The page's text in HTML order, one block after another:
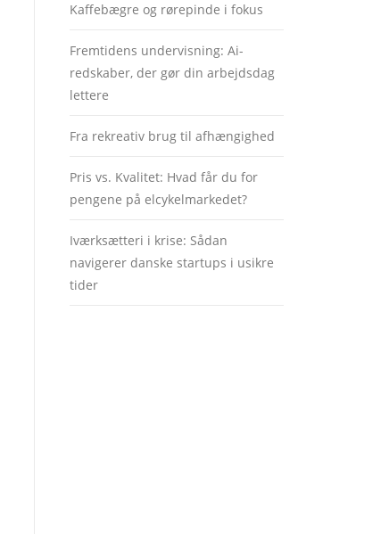
Kaffebægre og rørepinde i fokus
Fremtidens undervisning: Ai-
redskaber, der gør din arbejdsdag
lettere
Fra rekreativ brug til afhængighed
Pris vs. Kvalitet: Hvad får du for
pengene på elcykelmarkedet?
Iværksætteri i krise: Sådan
navigerer danske startups i usikre
tider